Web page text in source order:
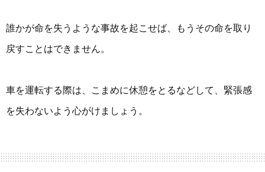
誰かが命を失うような事故を起こせば、もうその命を取り
戻すことはできません。
車を運転する際は、こまめに休憩をとるなどして、緊張感
を失わないよう心がけましょう。